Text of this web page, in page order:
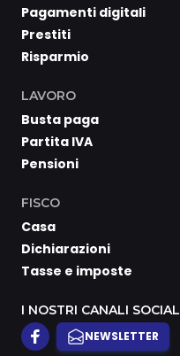
Pagamenti digitali
Prestiti
Risparmio
LAVORO
Busta paga
Partita IVA
Pensioni
FISCO
Casa
Dichiarazioni
Tasse e imposte
I NOSTRI CANALI SOCIAL
NEWSLETTER